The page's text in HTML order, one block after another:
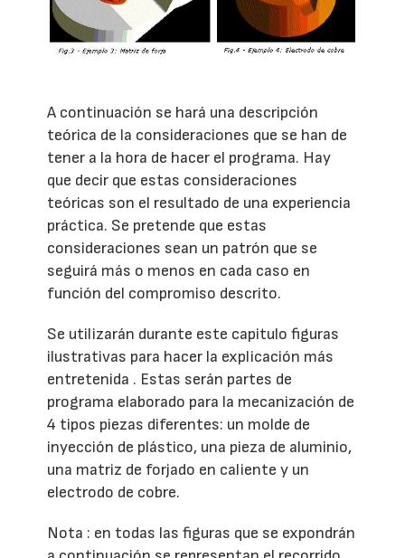
A continuación se hará una descripción
teórica de la consideraciones que se han de
tener a la hora de hacer el programa. Hay
que decir que estas consideraciones
teóricas son el resultado de una experiencia
práctica. Se pretende que estas
consideraciones sean un patrón que se
seguirá más o menos en cada caso en
función del compromiso descrito.
Se utilizarán durante este capitulo figuras
ilustrativas para hacer la explicación más
entretenida . Estas serán partes de
programa elaborado para la mecanización de
4 tipos piezas diferentes: un molde de
inyección de plástico, una pieza de aluminio,
una matriz de forjado en caliente y un
electrodo de cobre.
Nota : en todas las figuras que se expondrán